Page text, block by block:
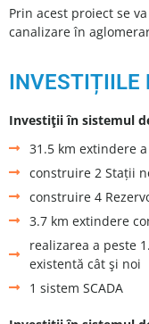
Prin acest proiect se
canalizare în
INVESTIȚIILE
Investiţii în sistemul
31.5 km extindere
construire 2 Stații
construire 4
3.7 km extindere
realizarea a peste
existentă cât şi noi
1 sistem SCADA